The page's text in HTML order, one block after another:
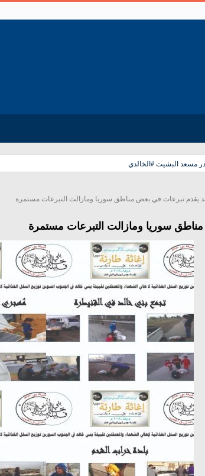
مسعد البشيت #الخالدي
يقدم تبرعات في بعض مناطق سوريا ومازالت التبرعات مستمرة
سوريا ومازالت التبرعات مستمرة